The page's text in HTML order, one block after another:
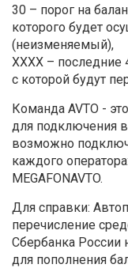
30 – порог на
которого будет
(неизменяемый),
ХХХХ – последние
с которой будут
Команда AVTO -
для подключения
возможно
каждого
MEGAFONAVTO.
Для справки:
перечисление
Сбербанка России
для пополнения